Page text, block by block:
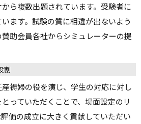
ら複数出題されています。受験者に
ます。試験の質に相違が出ないよう
助会員各社からシミュレーターの提
割
褥婦の役を演じ、学生の対応に対し
っていただくことで、場面設定のリ
価の成立に大きく貢献していただい